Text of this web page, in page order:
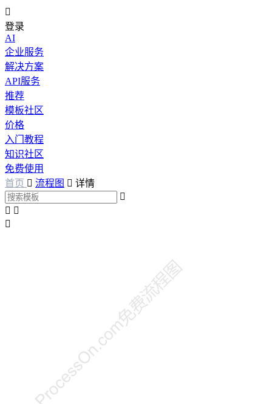

登录
AI
企业服务
解决方案
API服务
推荐
模板社区
价格
入门教程
知识社区
免费使用
首页  流程图  详情

 
